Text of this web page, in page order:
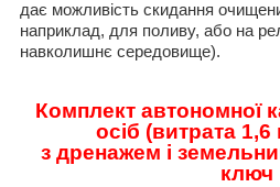
дає можливість скидання
наприклад, для поливу, або на
навколишнє середовище).
Комплект автономної
осіб (витрата 1,6
з дренажем і
ключ